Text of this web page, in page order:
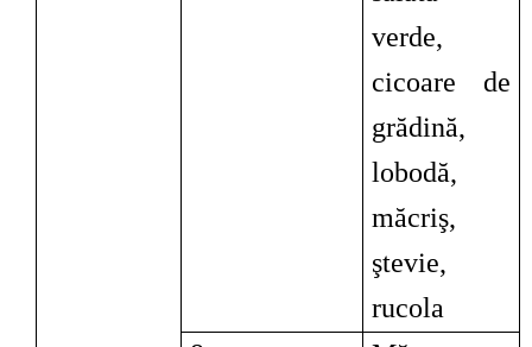
verde,
cicoare de
grădină,
lobodă,
măcriş,
ştevie,
rucola